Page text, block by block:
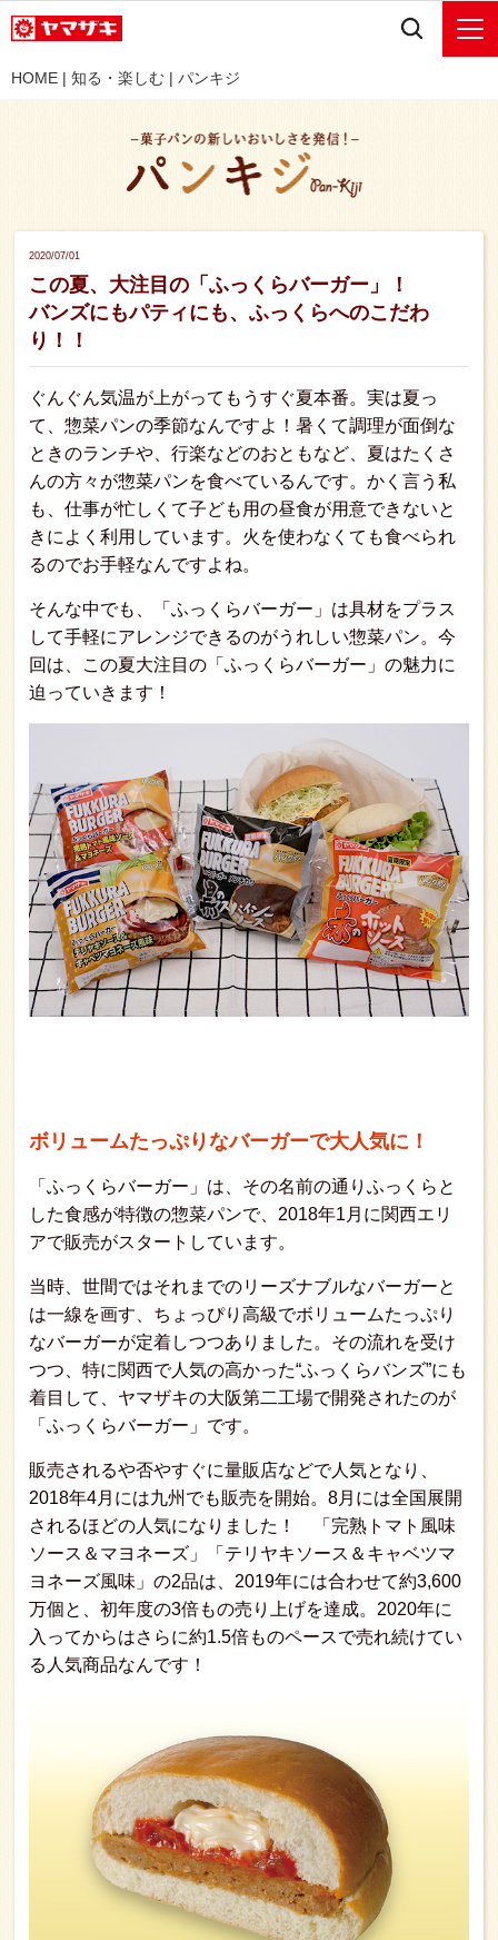
HOME | 知る・楽しむ | パンキジ
2020/07/01
この夏、大注目の「ふっくらバーガー」！
バンズにもパティにも、ふっくらへのこだわ
り！！
ぐんぐん気温が上がってもうすぐ夏本番。実は夏っ
て、惣菜パンの季節なんですよ！暑くて調理が面倒な
ときのランチや、行楽などのおともなど、夏はたくさ
んの方々が惣菜パンを食べているんです。かく言う私
も、仕事が忙しくて子ども用の昼食が用意できないと
きによく利用しています。火を使わなくても食べられ
るのでお手軽なんですよね。
そんな中でも、「ふっくらバーガー」は具材をプラス
して手軽にアレンジできるのがうれしい惣菜パン。今
回は、この夏大注目の「ふっくらバーガー」の魅力に
迫っていきます！
ボリュームたっぷりなバーガーで大人気に！
「ふっくらバーガー」は、その名前の通りふっくらと
した食感が特徴の惣菜パンで、2018年1月に関西エリ
アで販売がスタートしています。
当時、世間ではそれまでのリーズナブルなバーガーと
は一線を画す、ちょっぴり高級でボリュームたっぷり
なバーガーが定着しつつありました。その流れを受け
つつ、特に関西で人気の高かった“ふっくらバンズ”にも
着目して、ヤマザキの大阪第二工場で開発されたのが
「ふっくらバーガー」です。
販売されるや否やすぐに量販店などで人気となり、
2018年4月には九州でも販売を開始。8月には全国展開
されるほどの人気になりました！ 「完熟トマト風味
ソース＆マヨネーズ」「テリヤキソース＆キャベツマ
ヨネーズ風味」の2品は、2019年には合わせて約3,600
万個と、初年度の3倍もの売り上げを達成。2020年に
入ってからはさらに約1.5倍ものペースで売れ続けてい
る人気商品なんです！